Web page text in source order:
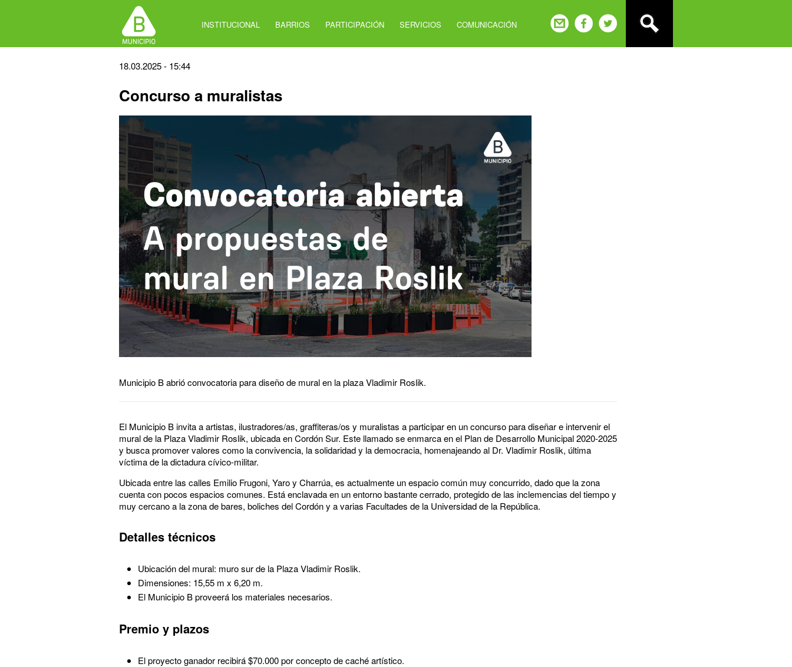
INSTITUCIONAL BARRIOS PARTICIPACIÓN SERVICIOS COMUNICACIÓN
Back
top
18.03.2025 - 15:44
Concurso a muralistas
Municipio B abrió convocatoria para diseño de mural en la plaza Vladimir Roslik.
El Municipio B invita a artistas, ilustradores/as, graffiteras/os y muralistas a participar en un concurso para diseñar e intervenir el
mural de la Plaza Vladimir Roslik, ubicada en Cordón Sur. Este llamado se enmarca en el Plan de Desarrollo Municipal 2020-2025
y busca promover valores como la convivencia, la solidaridad y la democracia, homenajeando al Dr. Vladimir Roslik, última
víctima de la dictadura cívico-militar.
Ubicada entre las calles Emilio Frugoni, Yaro y Charrúa, es actualmente un espacio común muy concurrido, dado que la zona
cuenta con pocos espacios comunes. Está enclavada en un entorno bastante cerrado, protegido de las inclemencias del tiempo y
muy cercano a la zona de bares, boliches del Cordón y a varias Facultades de la Universidad de la República.
Detalles técnicos
Ubicación del mural: muro sur de la Plaza Vladimir Roslik.
Dimensiones: 15,55 m x 6,20 m.
El Municipio B proveerá los materiales necesarios.
Premio y plazos
El proyecto ganador recibirá $70.000 por concepto de caché artístico.